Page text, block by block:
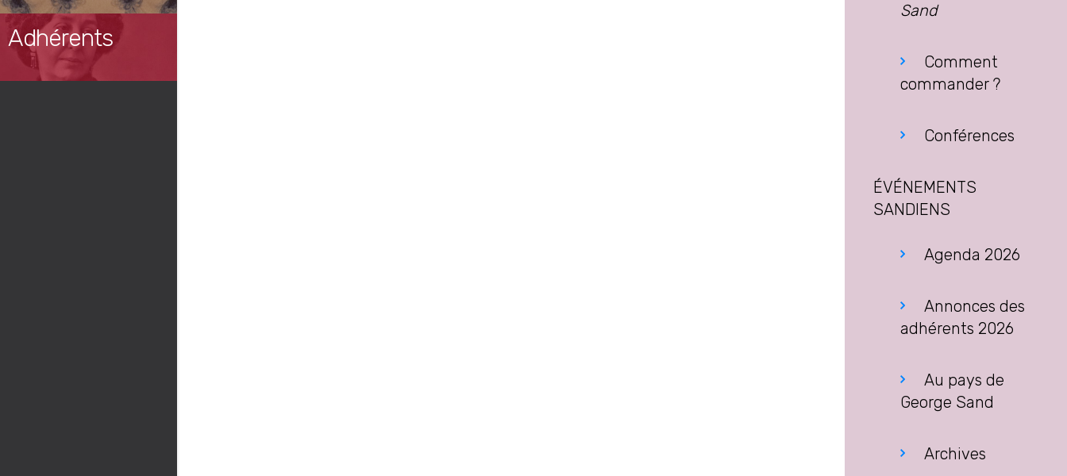
Adhérents
Sand
Comment
commander ?
Conférences
ÉVÉNEMENTS
SANDIENS
Agenda 2026
Annonces des
adhérents 2026
Au pays de
George Sand
Archives